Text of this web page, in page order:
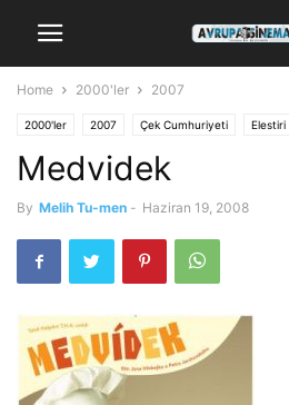
Home 2000'ler 2007
2000'ler 2007 Çek Cumhuriyeti Elestiri
Medvidek
By Melih Tu-men - Haziran 19, 2008